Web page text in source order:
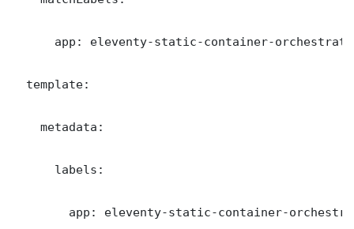
app: eleventy-static-container-
  template:
    metadata:
      labels:
app: eleventy-static-container-